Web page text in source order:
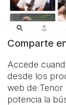
Comparte
Accede
desde los
web de Tenor
potencia la